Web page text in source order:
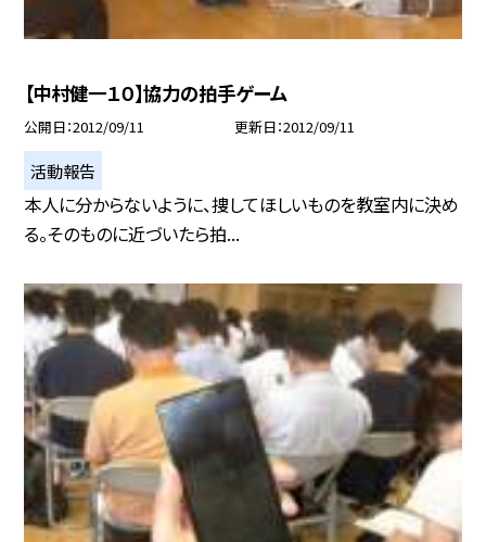
【中村健一１０】協力の拍手ゲーム
公開日 2012/09/11 更新日 2012/09/11
活動報告
本人に分からないように、捜してほしいものを教室内に決め
る。そのものに近づいたら拍...